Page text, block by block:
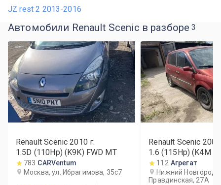
JZ rest 2 2013-2016
Автомобили Renault Scenic в разборе 3
Renault Scenic 2010г.
1.5D (110Hp) (K9K) FWD MT
783 CARVentum
Москва, ул. Ибрагимова, 35с7
Renault Scenic 2007
1.6 (115Hp) (K4M
112 Агрегат
Нижний Новгород,
Правдинская, 27А